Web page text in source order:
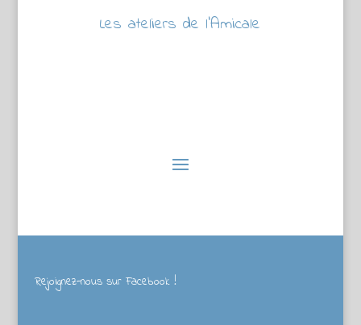
Les ateliers de l’Amicale
Rejoignez-nous sur Facebook !